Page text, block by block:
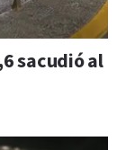
sacudió al